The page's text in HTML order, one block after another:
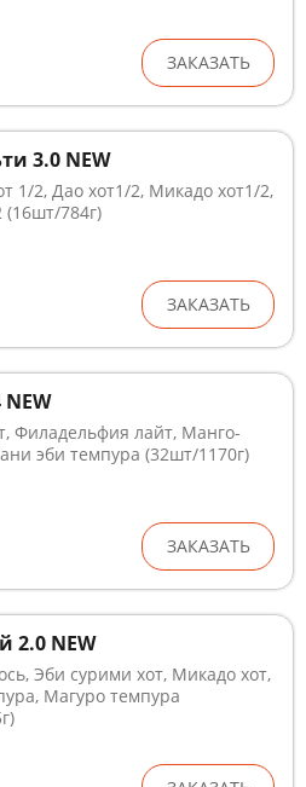
ЗАКАЗАТЬ
3.0 NEW
1/2, Дао хот1/2, Микадо хот1/2,
(16шт/784г)
ЗАКАЗАТЬ
Филадельфия лайт, Манго-
эби темпура (32шт/1170г)
ЗАКАЗАТЬ
2.0 NEW
Эби сурими хот, Микадо хот,
Магуро темпура